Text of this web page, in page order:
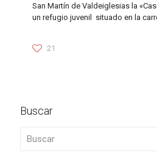
San Martín de Valdeiglesias la
un refugio juvenil situado en la
21
Buscar